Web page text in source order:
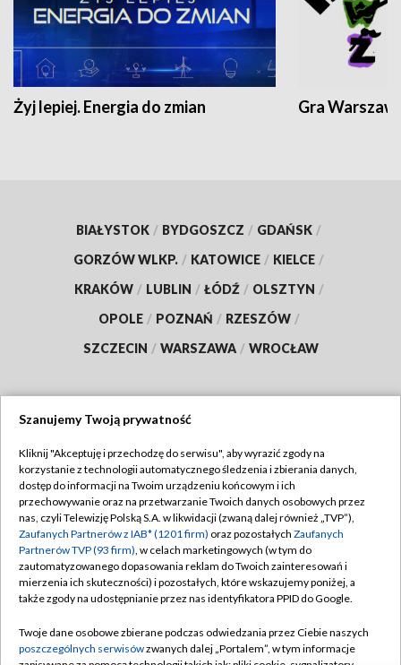
Żyj lepiej. Energia do zmian Gra
BIAŁYSTOK / BYDGOSZCZ / GDAŃSK /
GORZÓW WLKP. / KATOWICE / KIELCE /
KRAKÓW / LUBLIN / ŁÓDŹ / OLSZTYN /
OPOLE / POZNAŃ / RZESZÓW /
SZCZECIN / WARSZAWA / WROCŁAW
TVP
Abonament TVP
Emisja w TVP
Centrum informacji TVP
Naziemna Telewizja Cyfrowa
Rada Programowa
Regulamin TVP
Polityka prywatności
Moje zgody
Pomoc
Kontakt
Szanujemy Twoją prywatność
Kliknij "Akceptuję i przechodzę do serwisu", aby wyrazić zgody na
korzystanie z technologii automatycznego śledzenia i zbierania danych,
dostęp do informacji na Twoim urządzeniu końcowym i ich
przechowywanie oraz na przetwarzanie Twoich danych osobowych przez
nas, czyli Telewizję Polską S.A. w likwidacji (zwaną dalej również „TVP”),
Zaufanych Partnerów z IAB* (1201 firm) oraz pozostałych Zaufanych
Partnerów TVP (93 firm), w celach marketingowych (w tym do
zautomatyzowanego dopasowania reklam do Twoich zainteresowań i
mierzenia ich skuteczności) i pozostałych, które wskazujemy poniżej, a
także zgody na udostępnianie przez nas identyfikatora PPID do Google.
Twoje dane osobowe zbierane podczas odwiedzania przez Ciebie naszych
poszczególnych serwisówzwanych dalej „Portalem”, w tym informacje